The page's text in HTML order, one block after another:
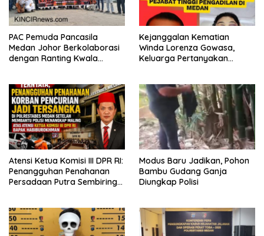
PAC Pemuda Pancasila
Medan Johor Berkolaborasi
dengan Ranting Kwala
Jemaah dan Pengguna Jalan
Kejanggalan Kematian
Winda Lorenza Gowasa,
Keluarga Pertanyakan
Atensi Ketua Komisi III DPR RI:
Penangguhan Penahanan
Persadaan Putra Sembiring
Modus Baru Jadikan, Pohon
Bambu Gudang Ganja
Diungkap Polisi